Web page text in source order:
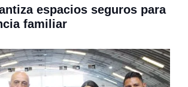
espacios seguros para
familiar